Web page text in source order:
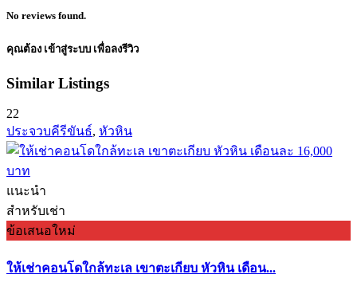
No reviews found.
คุณต้อง เข้าสู่ระบบ เพื่อลงรีวิว
Similar Listings
22
ประจวบคีรีขันธ์, หัวหิน
แนะนำ
สำหรับเช่า
ข้อเสนอใหม่
ให้เช่าคอนโดใกล้ทะเล เขาตะเกียบ หัวหิน เดือน...